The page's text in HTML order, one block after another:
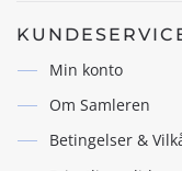
Min konto
Om Samleren
Betingelser &